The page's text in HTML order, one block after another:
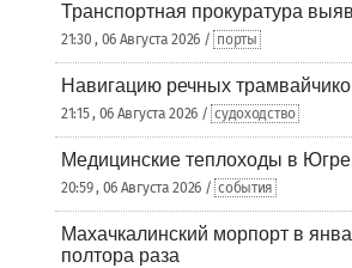
Транспортная прокуратура
21:30 , 06 Августа 2026 / порты
Навигацию речных
21:15 , 06 Августа 2026 / судоходство
Медицинские теплоходы в Югре
20:59 , 06 Августа 2026 / события
Махачкалинский морпорт в
полтора раза